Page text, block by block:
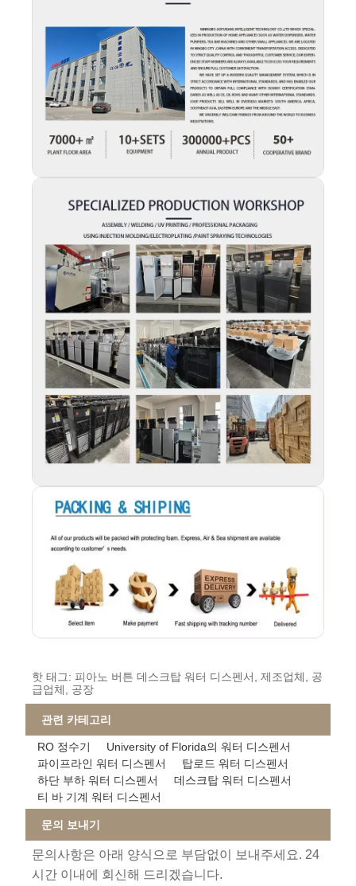
핫 태그: 피아노 버튼 데스크탑 워터 디스펜서, 제조업체, 공
급업체, 공장
관련 카테고리
RO 정수기
University of Florida의 워터 디스펜서
파이프라인 워터 디스펜서
탑로드 워터 디스펜서
하단 부하 워터 디스펜서
데스크탑 워터 디스펜서
티 바 기계 워터 디스펜서
문의 보내기
문의사항은 아래 양식으로 부담없이 보내주세요. 24
시간 이내에 회신해 드리겠습니다.